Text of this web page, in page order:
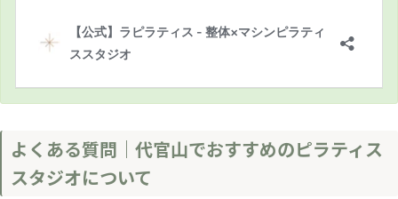
よくある質問｜代官山でおすすめのピラティス
スタジオについて